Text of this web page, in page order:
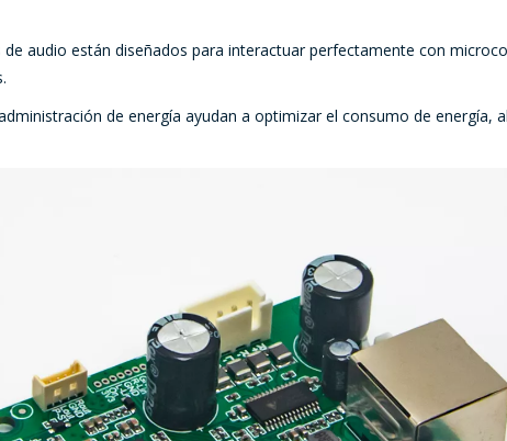
audio están diseñados para interactuar perfectamente con
de energía ayudan a optimizar el consumo de energía,